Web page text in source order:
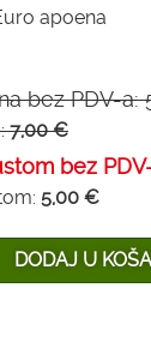
apoena
bez PDV-a:
7,00 €
bez
5,00 €
DODAJ U